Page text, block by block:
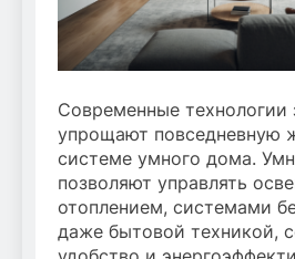
Современные технологии
упрощают повседневную
системе умного дома.
позволяют управлять
отоплением, системами
даже бытовой техникой,